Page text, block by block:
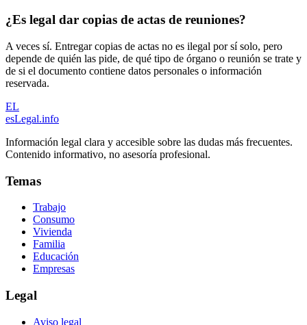
¿Es legal dar copias de actas de reuniones?
A veces sí. Entregar copias de actas no es ilegal por sí solo, pero
depende de quién las pide, de qué tipo de órgano o reunión se trate y
de si el documento contiene datos personales o información
reservada.
EL
esLegal.info
Información legal clara y accesible sobre las dudas más frecuentes.
Contenido informativo, no asesoría profesional.
Temas
Trabajo
Consumo
Vivienda
Familia
Educación
Empresas
Legal
Aviso legal